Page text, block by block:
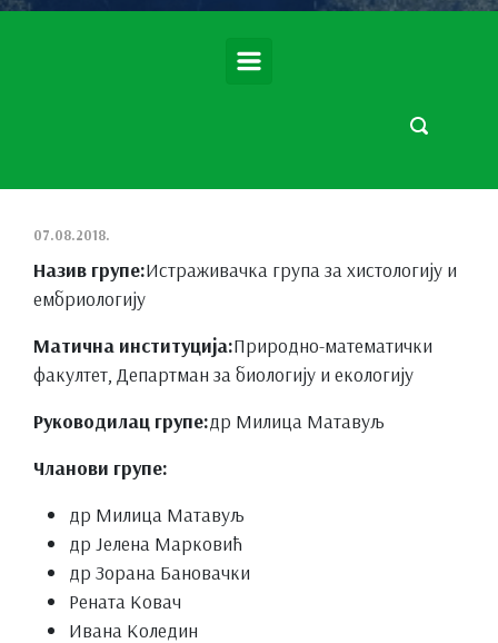
07.08.2018.
Назив групе:Истраживачка група за хистологију и
ембриологију
Матична институција:Природно-математички
факултет, Департман за биологију и екологију
Руководилац групе:др Милица Матавуљ
Чланови групе:
др Милица Матавуљ
др Јелена Марковић
др Зорана Бановачки
Рената Ковач
Ивана Коледин